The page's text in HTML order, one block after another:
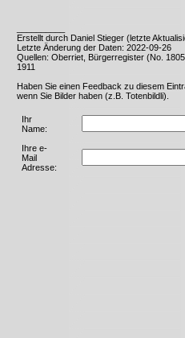
Erstellt durch Daniel Stieger (letzte
Letzte Änderung der Daten: 2022-09-26
Quellen: Oberriet, Bürgerregister (No.
1911
Haben Sie einen Feedback zu diesem
wenn Sie Bilder haben (z.B. Totenbildli).
Ihr
Name:
Ihre e-
Mail
Adresse: